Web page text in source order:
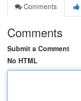
Comments
Comments
Submit a Comment
No HTML